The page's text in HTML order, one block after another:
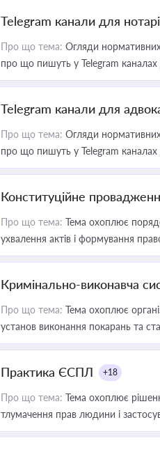
Telegram канали для
Про що тема: Огляди нормативних
про що пишуть у Telegram каналах
Telegram канали для
Про що тема: Огляди нормативних
про що пишуть у Telegram каналах
Конституційне
Про що тема: Тема охоплює
ухвалення актів і формування
Кримінально-виконавча
Про що тема: Тема охоплює
установ виконання покарань та
Практика ЄСПЛ +18
Про що тема: Тема охоплює
тлумачення прав людини і